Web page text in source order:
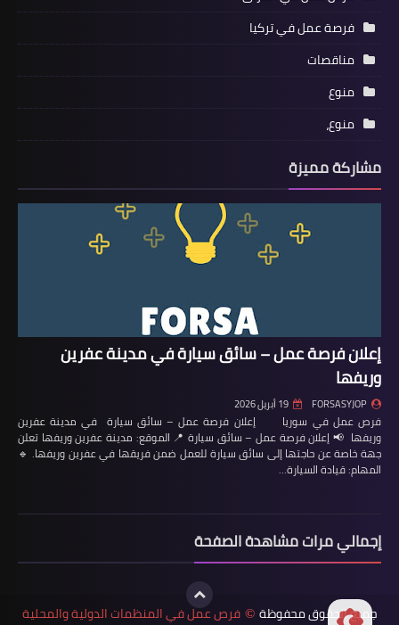
فرصة عمل في تركيا
مناقصات
منوع
منوع،
مشاركة مميزة
إعلان فرصة عمل – سائق سيارة في مدينة عفرين
وريفها
FORSASYJOP 19 أبريل 2026
فرص عمل في سوريا إعلان فرصة عمل – سائق سيارة في مدينة عفرين
وريفها 📢 إعلان فرصة عمل – سائق سيارة 📍 الموقع: مدينة عفرين وريفها تعلن
جهة خاصة عن حاجتها إلى سائق سيارة للعمل ضمن فريقها في عفرين وريفها. 🔹
المهام: قيادة السيارة…
إجمالي مرات مشاهدة الصفحة
جميع الحقوق محفوظة © فرص عمل في المنظمات الدولية والمحلية